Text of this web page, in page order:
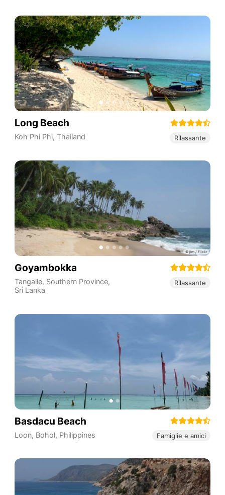
Long Beach
Koh Phi Phi, Thailand Rilassante
Goyambokka
Tangalle, Southern Province,
Sri Lanka
Rilassante
Basdacu Beach
Loon, Bohol, Philippines Famiglie e amici